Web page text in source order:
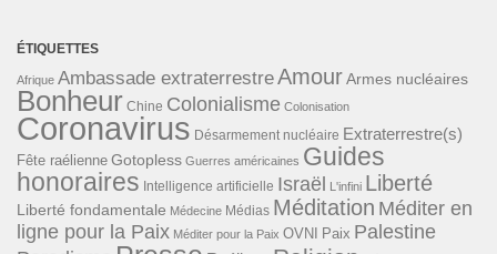
ÉTIQUETTES
Afrique Ambassade extraterrestreAmourArmes nucléaires
Bonheur Chine Colonialisme Colonisation
Coronavirus Désarmement nucléaire Extraterrestre(s)
Fête raélienne Gotopless Guerres américaines Guides
honoraires Intelligence artificielle Israël L'infini Liberté
Liberté fondamentale Médecine Médias Méditation Méditer en
ligne pour la Paix Méditer pour la Paix OVNI Paix Palestine